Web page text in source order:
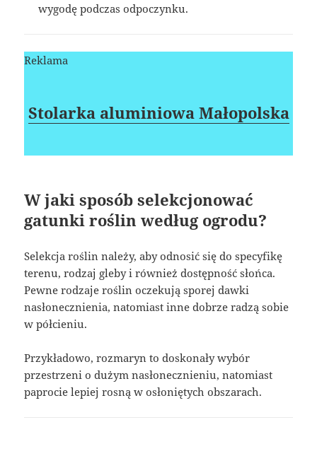
wygodę podczas odpoczynku.
Reklama
Stolarka aluminiowa Małopolska
W jaki sposób selekcjonować
gatunki roślin według ogrodu?
Selekcja roślin należy, aby odnosić się do specyfikę
terenu, rodzaj gleby i również dostępność słońca.
Pewne rodzaje roślin oczekują sporej dawki
nasłonecznienia, natomiast inne dobrze radzą sobie
w półcieniu.
Przykładowo, rozmaryn to doskonały wybór
przestrzeni o dużym nasłonecznieniu, natomiast
paprocie lepiej rosną w osłoniętych obszarach.